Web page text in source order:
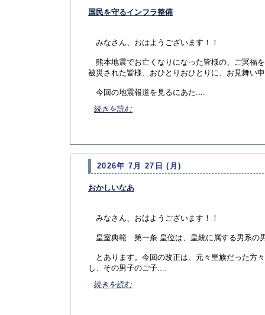
国民を守るインフラ整備
みなさん、おはようございます！！
熊本地震でお亡くなりになった皆様の、ご冥福
被災された皆様、おひとりおひとりに、お見舞い
今回の地震報道を見るにあた....
続きを読む
2026年 7月 27日 (月)
おかしいなあ
みなさん、おはようございます！！
皇室典範 第一条 皇位は、皇統に属する男系の
とあります。今回の改正は、元々皇族だった方
し、その男子のご子....
続きを読む